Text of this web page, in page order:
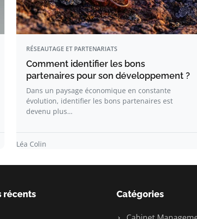
RÉSEAUTAGE ET PARTENARIATS
Comment identifier les bons
partenaires pour son développement ?
Dans un paysage économique en constante
évolution, identifier les bons partenaires est
devenu plus…
Léa Colin
récents Catégories